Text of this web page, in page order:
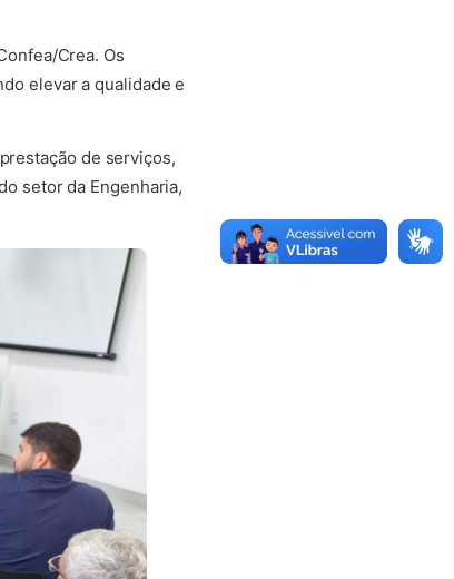
Crea. Os
elevar a qualidade e
de serviços,
setor da Engenharia,